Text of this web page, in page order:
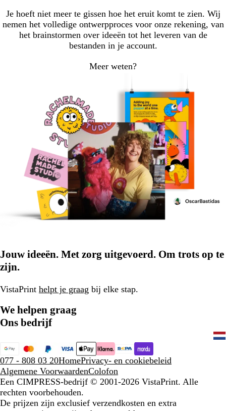
Je hoeft niet meer te gissen hoe het eruit komt te zien. Wij
nemen het volledige ontwerpproces voor onze rekening, van
het brainstormen over ideeën tot het leveren van de
bestanden in je account.
Meer weten?
Jouw ideeën. Met zorg uitgevoerd. Om trots op te
zijn.
VistaPrint helpt je graag bij elke stap.
We helpen graag
Ons bedrijf
077 - 808 03 20HomePrivacy- en cookiebeleid
Algemene VoorwaardenColofon
Een CIMPRESS-bedrijf © 2001-2026 VistaPrint. Alle
rechten voorbehouden.
De prijzen zijn exclusief verzendkosten en extra